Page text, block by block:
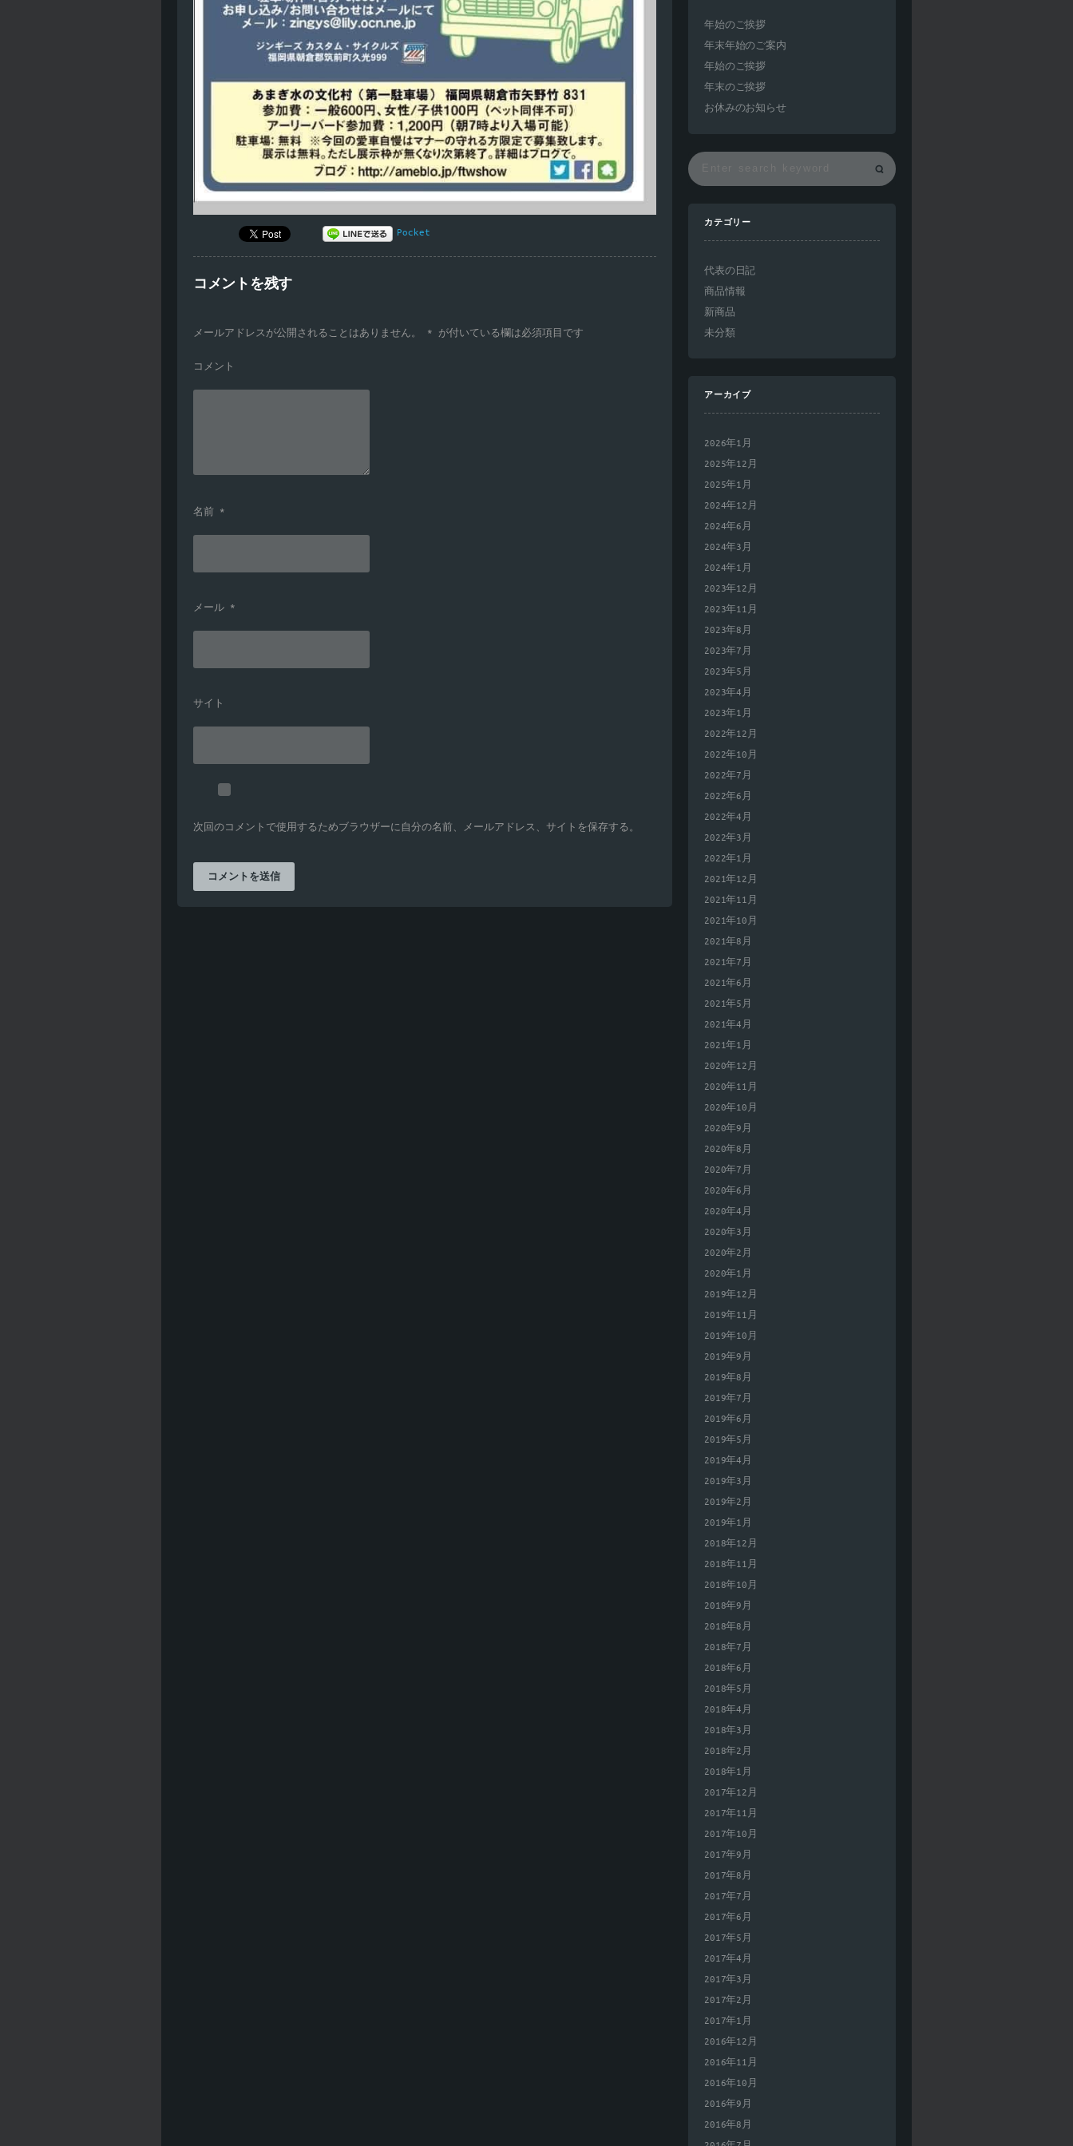
Pocket
コメントを残す
メールアドレスが公開されることはありません。 * が付いている欄は必須項目です
コメント
名前 *
メール *
サイト
次回のコメントで使用するためブラウザーに自分の名前、メールアドレス、サイトを保存する。
年始のご挨拶
年末年始のご案内
年始のご挨拶
年末のご挨拶
お休みのお知らせ
カテゴリー
代表の日記
商品情報
新商品
未分類
アーカイブ
2026年1月
2025年12月
2025年1月
2024年12月
2024年6月
2024年3月
2024年1月
2023年12月
2023年11月
2023年8月
2023年7月
2023年5月
2023年4月
2023年1月
2022年12月
2022年10月
2022年7月
2022年6月
2022年4月
2022年3月
2022年1月
2021年12月
2021年11月
2021年10月
2021年8月
2021年7月
2021年6月
2021年5月
2021年4月
2021年1月
2020年12月
2020年11月
2020年10月
2020年9月
2020年8月
2020年7月
2020年6月
2020年4月
2020年3月
2020年2月
2020年1月
2019年12月
2019年11月
2019年10月
2019年9月
2019年8月
2019年7月
2019年6月
2019年5月
2019年4月
2019年3月
2019年2月
2019年1月
2018年12月
2018年11月
2018年10月
2018年9月
2018年8月
2018年7月
2018年6月
2018年5月
2018年4月
2018年3月
2018年2月
2018年1月
2017年12月
2017年11月
2017年10月
2017年9月
2017年8月
2017年7月
2017年6月
2017年5月
2017年4月
2017年3月
2017年2月
2017年1月
2016年12月
2016年11月
2016年10月
2016年9月
2016年8月